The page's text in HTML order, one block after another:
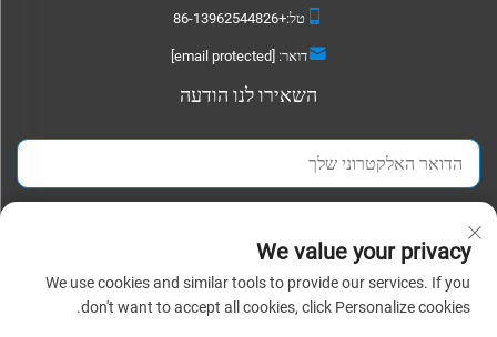
טל:+86-13962544826
דואר:
השאירו לנו הודעה
כל הזכויות זכויות שמורות © 2025 סוצ'ואו דטאאו טקסטיל קואליטד. כל הזכויות שמורות. |
מדיניותICY
We value your privacy
We use cookies and similar tools to provide our services. If you
don't want to accept all cookies, click Personalize cookies.